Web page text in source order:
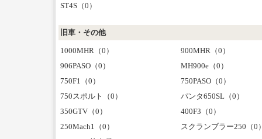
ST4S（0）
旧車・その他
1000MHR（0）
900MHR（0）
906PASO（0）
MH900e（0）
750F1（0）
750PASO（0）
750スポルト（0）
パンタ650SL（0）
350GTV（0）
400F3（0）
250Mach1（0）
スクランブラー250（0